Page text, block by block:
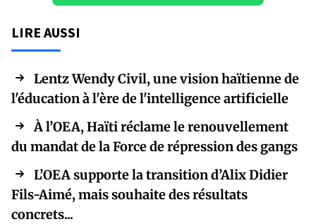
LIRE AUSSI
Lentz Wendy Civil, une vision haïtienne de
l'éducation à l'ère de l'intelligence artificielle
À l’OEA, Haïti réclame le renouvellement
du mandat de la Force de répression des gangs
L’OEA supporte la transition d’Alix Didier
Fils-Aimé, mais souhaite des résultats
concrets...